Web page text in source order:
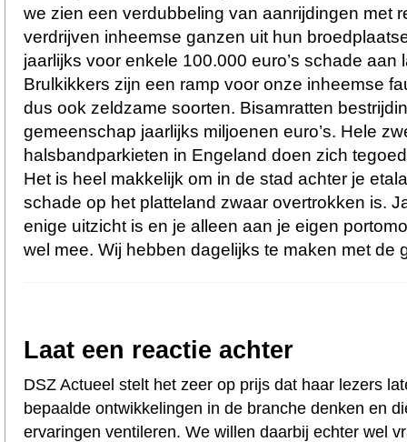
we zien een verdubbeling van aanrijdingen met
verdrijven inheemse ganzen uit hun
jaarlijks voor enkele 100.000 euro’s schade aan
Brulkikkers zijn een ramp voor onze inheemse
dus ook zeldzame soorten. Bisamratten
gemeenschap jaarlijks miljoenen euro’s. Hele
halsbandparkieten in Engeland doen zich
Het is heel makkelijk om in de stad achter je
schade op het platteland zwaar overtrokken is.
enige uitzicht is en je alleen aan je eigen
wel mee. Wij hebben dagelijks te maken met de
Laat een reactie achter
DSZ Actueel stelt het zeer op prijs dat haar lezers
bepaalde ontwikkelingen in de branche denken en
ervaringen ventileren. We willen daarbij echter wel